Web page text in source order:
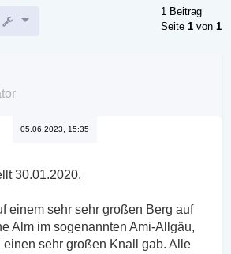
1 Beitrag
Seite1 von1
05.06.2023, 15:35
30.01.2020.
einem sehr sehr großen Berg auf
Alm im sogenannten Ami-Allgäu,
einen sehr großen Knall gab. Alle